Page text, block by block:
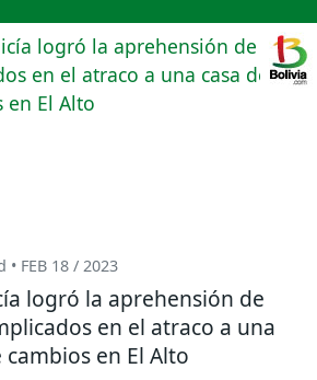
• FEB 18 / 2023
logró la aprehensión de
en el atraco a una
cambios en El Alto